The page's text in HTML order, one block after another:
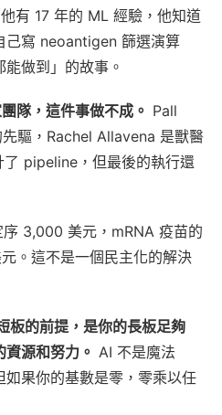
他有 17 年的 ML 經驗，他知道
己寫 neoantigen 篩選演算
做到」的故事。
隊，這件事做不成。 Pall
驅，Rachel Allavena 是獸醫
pipeline，但最後的執行還
3,000 美元，mRNA 疫苗的
。這不是一個民主化的解決
板的前提，是你的長板足夠
源和努力。 AI 不是魔法
果你的基數是零，零乘以任